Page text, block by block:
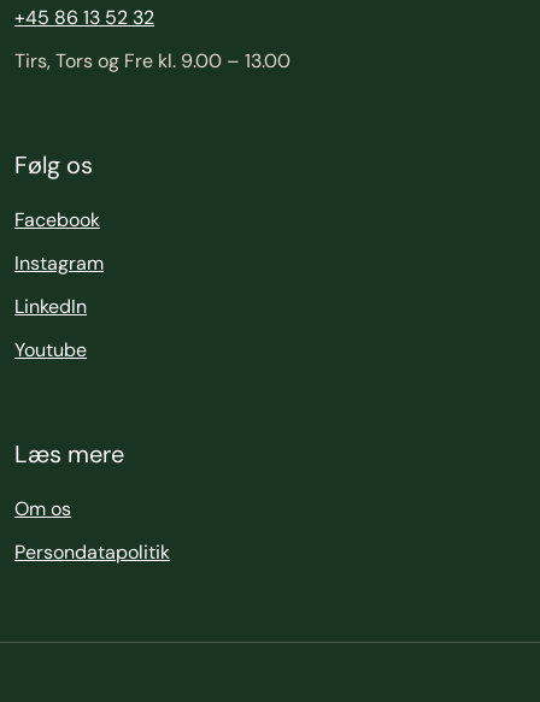
+45 86 13 52 32
Tirs, Tors og Fre kl. 9.00 – 13.00
Følg os
Facebook
Instagram
LinkedIn
Youtube
Læs mere
Om os
Persondatapolitik